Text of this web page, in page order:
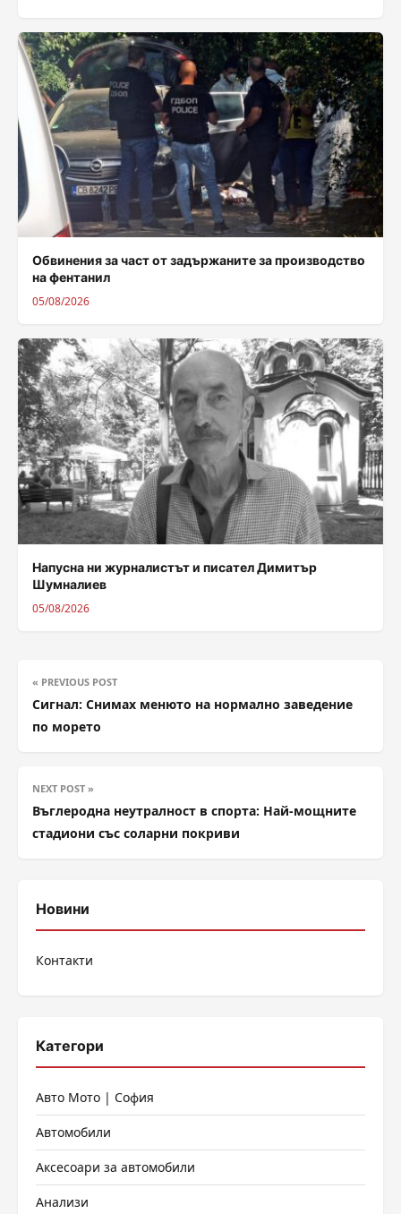
Обвинения за част от задържаните за производство
на фентанил
05/08/2026
Напусна ни журналистът и писател Димитър
Шумналиев
05/08/2026
« PREVIOUS POST
Сигнал: Снимах менюто на нормално заведение
по морето
NEXT POST »
Въглеродна неутралност в спорта: Най-мощните
стадиони със соларни покриви
Новини
Контакти
Категори
Авто Мото | София
Автомобили
Аксесоари за автомобили
Анализи